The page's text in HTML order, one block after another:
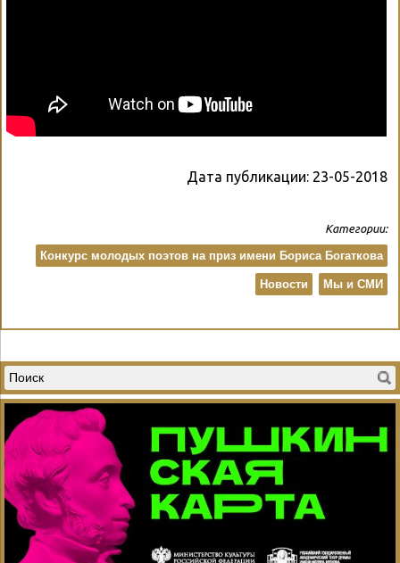
Дата публикации: 23-05-2018
Категории:
Конкурс молодых поэтов на приз имени Бориса Богаткова
Мы и СМИ
Новости